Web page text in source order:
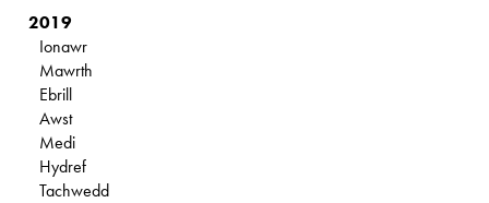
2019
Ionawr
Mawrth
Ebrill
Awst
Medi
Hydref
Tachwedd